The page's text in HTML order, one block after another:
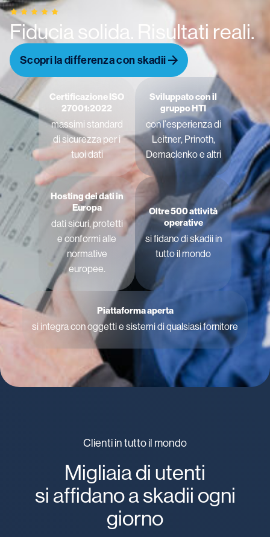
Fiducia solida. Risultati reali.
Scopri la differenza con skadii
Certificazione ISO
27001:2022
massimi standard
di sicurezza per i
tuoi dati
Sviluppato con il
gruppo HTI
con l’esperienza di
Leitner, Prinoth,
Demaclenko e altri
Hosting dei dati in
Europa
dati sicuri, protetti
e conformi alle
normative
europee.
Oltre 500 attività
operative
si fidano di skadii in
tutto il mondo
Piattaforma aperta
si integra con oggetti e sistemi di qualsiasi fornitore
Clienti in tutto il mondo
Migliaia di utenti
si affidano a skadii ogni
giorno